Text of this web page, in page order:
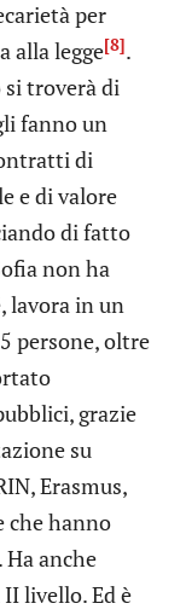
per
alla legge[8].
si troverà di
fanno un
di
e di valore
di fatto
non ha
lavora in un
persone, oltre
grazie
su
Erasmus,
che hanno
anche
livello. Ed è